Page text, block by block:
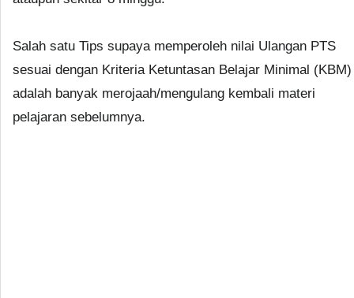
Salah satu Tips supaya memperoleh nilai Ulangan PTS
sesuai dengan Kriteria Ketuntasan Belajar Minimal (KBM)
adalah banyak merojaah/mengulang kembali materi
pelajaran sebelumnya.